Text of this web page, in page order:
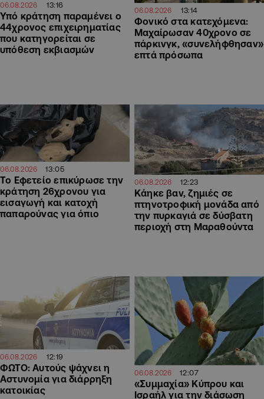
06.08.2026 13:16
Υπό κράτηση παραμένει ο
44χρονος επιχειρηματίας
που κατηγορείται σε
υπόθεση εκβιασμών
06.08.2026 13:14
Φονικό στα κατεχόμενα:
Μαχαίρωσαν 40χρονο σε
πάρκινγκ, «συνελήφθησαν»
επτά πρόσωπα
06.08.2026 13:05
Το Εφετείο επικύρωσε την
κράτηση 26χρονου για
εισαγωγή και κατοχή
παπαρούνας για όπιο
06.08.2026 12:23
Κάηκε βαν, ζημιές σε
πτηνοτροφική μονάδα από
την πυρκαγιά σε δύσβατη
περιοχή στη Μαραθούντα
06.08.2026 12:19
ΦΩΤΟ: Αυτούς ψάχνει η
Αστυνομία για διάρρηξη
κατοικίας
06.08.2026 12:07
«Συμμαχία» Κύπρου και
Ισραήλ για την διάσωση